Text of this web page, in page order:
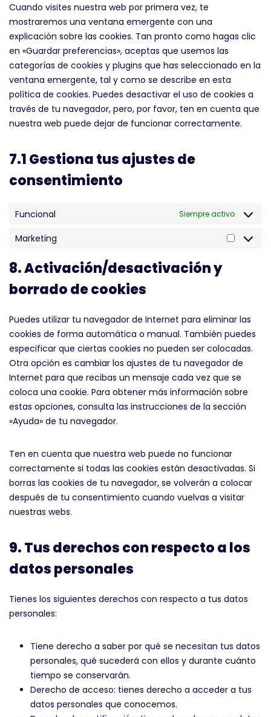
Cuando visites nuestra web por primera vez, te
mostraremos una ventana emergente con una
explicación sobre las cookies. Tan pronto como hagas clic
en «Guardar preferencias», aceptas que usemos las
categorías de cookies y plugins que has seleccionado en la
ventana emergente, tal y como se describe en esta
política de cookies. Puedes desactivar el uso de cookies a
través de tu navegador, pero, por favor, ten en cuenta que
nuestra web puede dejar de funcionar correctamente.
7.1 Gestiona tus ajustes de
consentimiento
Funcional Siempre activo
Marketing
8. Activación/desactivación y
borrado de cookies
Puedes utilizar tu navegador de Internet para eliminar las
cookies de forma automática o manual. También puedes
especificar que ciertas cookies no pueden ser colocadas.
Otra opción es cambiar los ajustes de tu navegador de
Internet para que recibas un mensaje cada vez que se
coloca una cookie. Para obtener más información sobre
estas opciones, consulta las instrucciones de la sección
«Ayuda» de tu navegador.
Ten en cuenta que nuestra web puede no funcionar
correctamente si todas las cookies están desactivadas. Si
borras las cookies de tu navegador, se volverán a colocar
después de tu consentimiento cuando vuelvas a visitar
nuestras webs.
9. Tus derechos con respecto a los
datos personales
Tienes los siguientes derechos con respecto a tus datos
personales:
Tiene derecho a saber por qué se necesitan tus datos
personales, qué sucederá con ellos y durante cuánto
tiempo se conservarán.
Derecho de acceso: tienes derecho a acceder a tus
datos personales que conocemos.